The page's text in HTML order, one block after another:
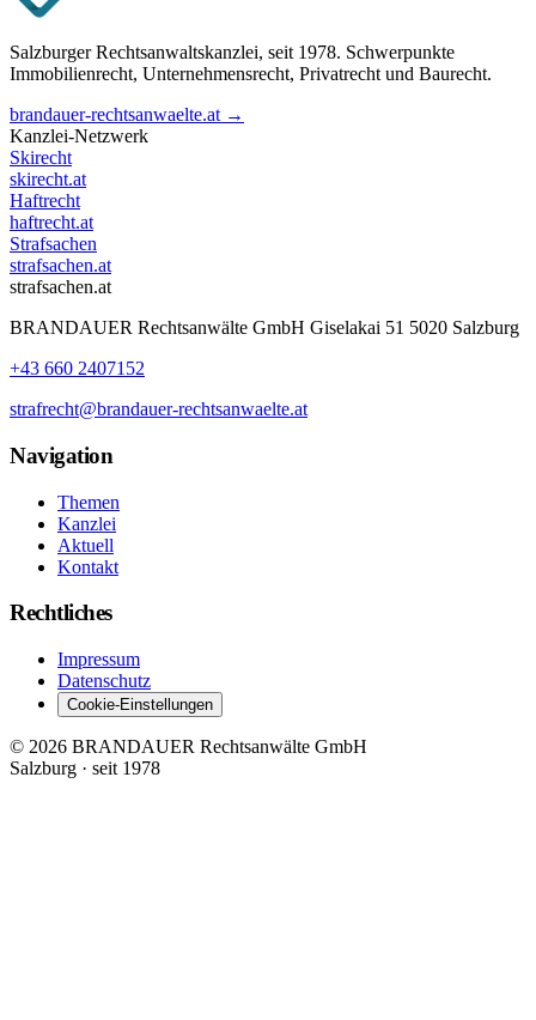
Salzburger Rechtsanwaltskanzlei, seit 1978. Schwerpunkte
Immobilienrecht, Unternehmensrecht, Privatrecht und Baurecht.
brandauer-rechtsanwaelte.at →
Kanzlei-Netzwerk
Skirecht
skirecht.at
Haftrecht
haftrecht.at
Strafsachen
strafsachen.at
strafsachen.at
BRANDAUER Rechtsanwälte GmbH Giselakai 51 5020 Salzburg
+43 660 2407152
strafrecht@brandauer-rechtsanwaelte.at
Navigation
Themen
Kanzlei
Aktuell
Kontakt
Rechtliches
Impressum
Datenschutz
Cookie-Einstellungen
© 2026 BRANDAUER Rechtsanwälte GmbH
Salzburg · seit 1978